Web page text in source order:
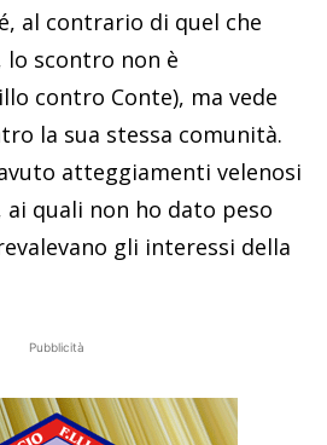
al contrario di quel che
scontro non è
contro Conte), ma vede
la sua stessa comunità.
atteggiamenti velenosi
quali non ho dato peso
gli interessi della
Pubblicità